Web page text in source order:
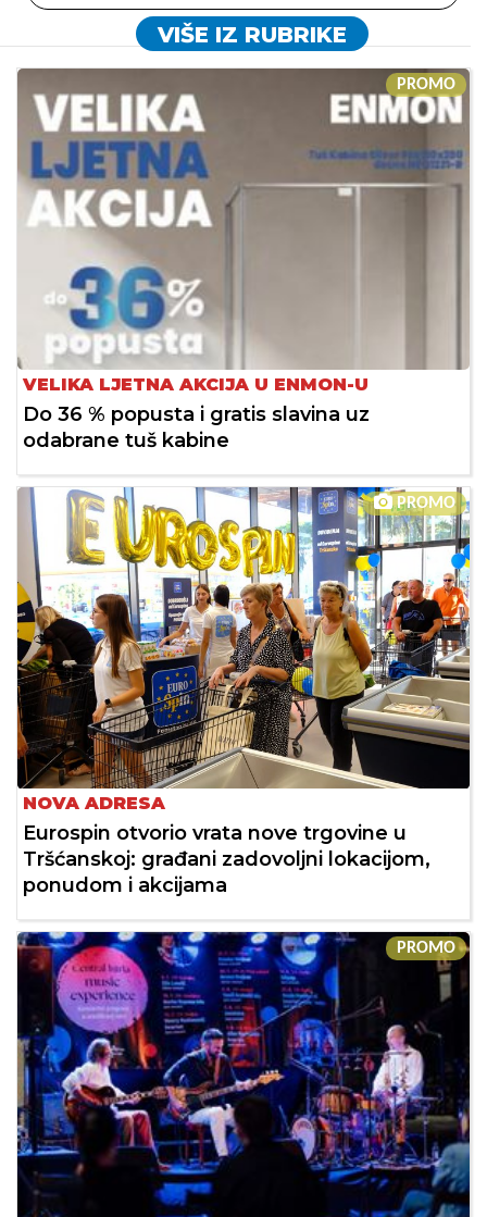
VIŠE IZ RUBRIKE
PROMO
VELIKA LJETNA AKCIJA U ENMON-U
Do 36 % popusta i gratis slavina uz
odabrane tuš kabine
PROMO
NOVA ADRESA
Eurospin otvorio vrata nove trgovine u
Tršćanskoj: građani zadovoljni lokacijom,
ponudom i akcijama
PROMO